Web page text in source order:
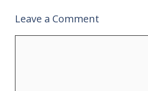
Leave a Comment